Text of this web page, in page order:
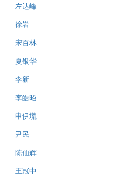
左达峰
徐岩
宋百林
夏银华
李新
李皓昭
申伊塃
尹民
陈仙辉
王冠中